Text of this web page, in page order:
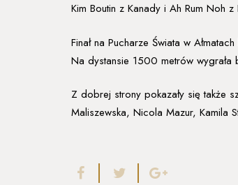
Kim Boutin z Kanady i Ah Rum Noh
Finał na Pucharze Świata w
Na dystansie 1500 metrów wygrała
Z dobrej strony pokazały się także
Maliszewska, Nicola Mazur, Kamila